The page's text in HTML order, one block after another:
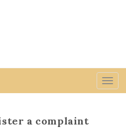
a complaint